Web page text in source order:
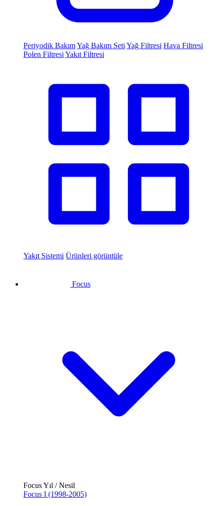
Periyodik BakımYağ Bakım Seti Yağ Filtresi Hava Filtresi
Polen Filtresi Yakıt Filtresi
Yakıt Sistemi Ürünleri görüntüle
Focus
Focus Yıl / Nesil
Focus I (1998-2005)